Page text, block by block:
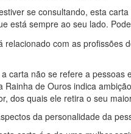
se consultando, esta
está sempre ao seu lado.
relacionado com as profissões
carta não se refere a
Rainha de Ouros indica
dos quais ele retira o seu
da personalidade da